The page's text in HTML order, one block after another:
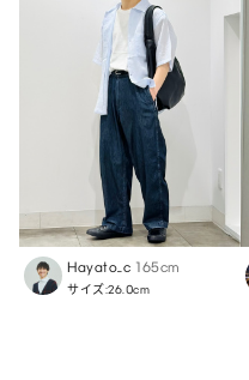
Hayato_c 165cm
サイズ:26.0cm